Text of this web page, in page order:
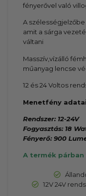
fényerővel való
A
amit a sárga
váltani
Masszív,vízálló
műanyag lencse
12 és 24 Voltos
Menetfény
Rendszer: 12-24V
Fogyasztás: 18
Fényerő: 900
A termék párban
12V 24V